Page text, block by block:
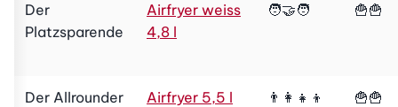
Der
Platzsparende
Airfryer weiss
4,8 l
🧑‍🤝‍🧑 🍟🍟
Der Allrounder Airfryer 5,5 l 👨‍👩‍👧‍👦 🍟🍟